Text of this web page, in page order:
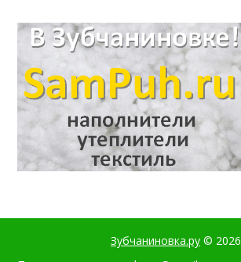
Зубчаниновка.ру © 2026